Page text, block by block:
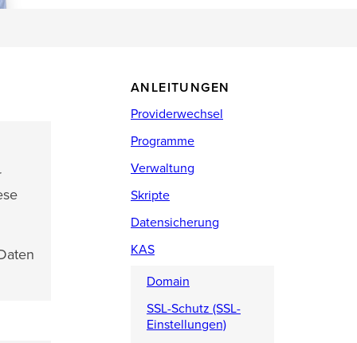
ANLEITUNGEN
Providerwechsel
Programme
Verwaltung
Skripte
Datensicherung
KAS
Domain
SSL-Schutz (SSL-
Einstellungen)